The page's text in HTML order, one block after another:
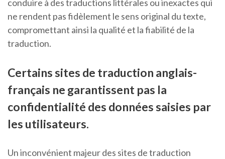
conduire à des traductions littérales ou inexactes qui
ne rendent pas fidèlement le sens original du texte,
compromettant ainsi la qualité et la fiabilité de la
traduction.
Certains sites de traduction anglais-
français ne garantissent pas la
confidentialité des données saisies par
les utilisateurs.
Un inconvénient majeur des sites de traduction